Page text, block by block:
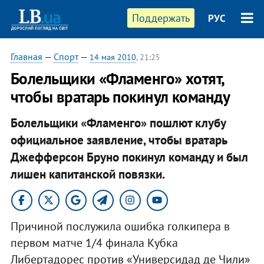
Поддержать РУС
Главная — Спорт— 14 мая 2010, 21:25
Болельщики «Фламенго» хотят,
чтобы вратарь покинул команду
Болельщики «Фламенго» пошлют клубу
официальное заявление, чтобы вратарь
Джефферсон Бруно покинул команду и был
лишен капитанской повязки.
Причиной послужила ошибка голкипера в
первом матче 1/4 финала Кубка
Либертадорес против «Универсидад де Чили»